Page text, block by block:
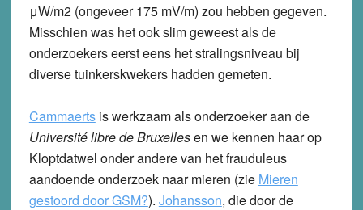
μW/m2 (ongeveer 175 mV/m) zou hebben gegeven.
Misschien was het ook slim geweest als de
onderzoekers eerst eens het stralingsniveau bij
diverse tuinkerskwekers hadden gemeten.
Cammaertsis werkzaam als onderzoeker aan de
Université libre de Bruxellesen we kennen haar op
Kloptdatwel onder andere van het frauduleus
aandoende onderzoek naar mieren (zie Mieren
gestoord door GSM?). Johansson, die door de